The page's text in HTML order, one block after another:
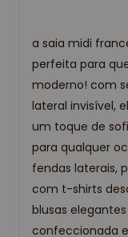
a saia midi
perfeita para
moderno! com
lateral invisível,
um toque de
para qualquer
fendas laterais,
com t-shirts
blusas
confeccionada